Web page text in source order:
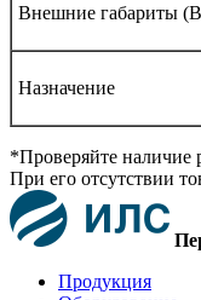
Внешние габариты
Назначение
*Проверяйте наличие
При его отсутствии
Продукция